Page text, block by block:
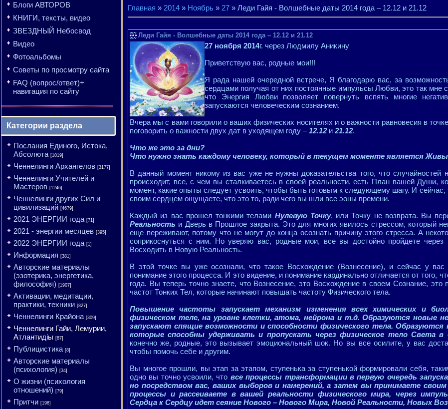
Блоги АВТОРОВ
КНИГИ, тексты, видео
ЗВЕЗДНЫЙ Небосвод
Видео
Фотоальбомы
Советы по просмотру сайта
FAQ (вопрос/ответ)+
навигация по сайту
Категории раздела
Послания Единого, Истока,
Абсолюта [1019]
Ченнелинги Архангелов [3177]
Ченнелинги Учителей и
Мастеров [1246]
Ченнелинги других Сил и
цивилизаций [4679]
2021 ЭНЕРГИИ года [71]
2021 - энергии месяцев [395]
2022 ЭНЕРГИИ года [1]
Информация [381]
Авторские материалы
(эзотерика, энергетика,
философия) [1907]
Активации, медитации,
практики, техники [827]
Ченнелинги Крайона [309]
Ченнелинги Гайи, Лемурии,
Атлантидіы [87]
Публицистика [8]
Авторские материалы
(психология) [34]
О жизни (психология
отношений) [79]
Притчи [198]
Главная » 2014 » Ноябрь » 27 » Леди Гайя - Волшебные даты 2014 года – 12.12 и 21.12
Леди Гайя - Волшебные даты 2014 года – 12.12 и 21.12
27 ноября 2014г. через Людмилу Аникину
Приветствую вас, родные мои!!!
Я рада нашей очередной встрече, Я благодарю вас, за
сердцами получая от них постоянные импульсы Любви, это так мне
что Энергия Любви позволяет повернуть вспять многие
запускаются человеческим сознанием.
Вчера мы с вами говорили о ваших физических носителях и о важности равновесия в
поговорить о важности двух дат в уходящем году –12.12и 21.12.
Что же это за дни?
Что нужно знать каждому человеку, который в текущем моменте является
В данный момент никому из вас уже не нужны доказательства того, что случайностей
происходит, все, с чем вы сталкиваетесь в своей реальности, есть План вашей Души,
момент, какие опыты следует усвоить, чтобы быть готовым к следующему шагу. И
своим сердцем ощущаете, что это то, ради чего вы шли все эоны времени.
Каждый из вас прошел тонкими телами Нулевую Точку, или Точку не возврата. Вы
Реальность и Дверь в Прошлое закрыта. Это для многих явилось стрессом, который
еще переживают, потому что не могут до конца осознать причину этого стресса. А
соприкоснуться с ним. Но уверяю вас, родные мои, все вы достойно пройдете через
Восходить в Новую Реальность.
В этой точке вы уже осознали, что такое Восхождение (Вознесение), и сейчас у вас
понимание этого процесса. И это видение, и понимание кардинально отличается от того,
года. Вы теперь точно знаете, что Вознесение, это Восхождение в своем Сознание, это
частот Тонких Тел, которые начинают повышать частоту Физического тела.
Повышение частоты запускает механизм изменения всех химических и
физическом теле, на уровне клетки, атома, нейрона и т.д. Образуются новые
запускают спящие возможности и способности физического тела. Образуются
которые способны удерживать и пропускать через физическое тело Света в
конечно же, родные, это вызывает эмоциональный шок. Но вы все осилите, у вас
чтобы помочь себе и другим.
Вы многое прошли, вы этап за этапом, ступенька за ступенькой формировали себя,
одно вы точно усвоили, что все процессы трансформации в первую очередь
но посредством вас, ваших выборов и намерений, а затем вы принимаете
процессы и рассеиваете в вашей реальности физического мира, через
Сердца к Сердцу идет сеяние Нового – Нового Мира, Новой Реальности, Новых